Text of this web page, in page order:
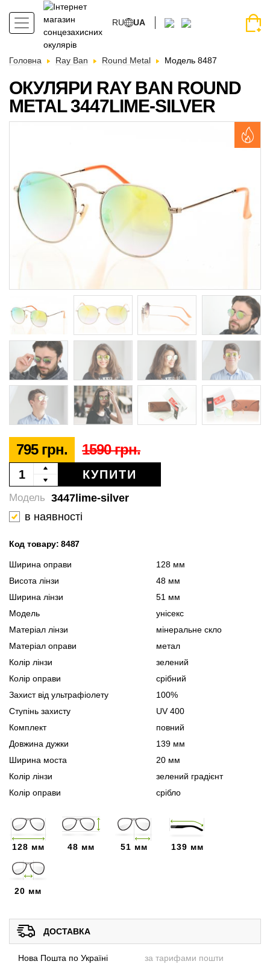
RU UA
Головна Ray Ban Round Metal Модель 8487
ОКУЛЯРИ RAY BAN ROUND
METAL 3447LIME-SILVER
795 грн. 1590 грн.
КУПИТИ
3447lime-silver
Модель
в наявності
Код товару: 8487
Ширина оправи
128 мм
Висота лінзи
48 мм
Ширина лінзи
51 мм
Модель
унісекс
Матеріал лінзи
мінеральне скло
Матеріал оправи
метал
Колір лінзи
зелений
Колір оправи
срібний
Захист від ультрафіолету
100%
Ступінь захисту
UV 400
Комплект
повний
Довжина дужки
139 мм
Ширина моста
20 мм
Колір лінзи
зелений градієнт
Колір оправи
срібло
128 мм 48 мм 51 мм 139 мм
20 мм
ДОСТАВКА
Нова Пошта по Україні за тарифами пошти